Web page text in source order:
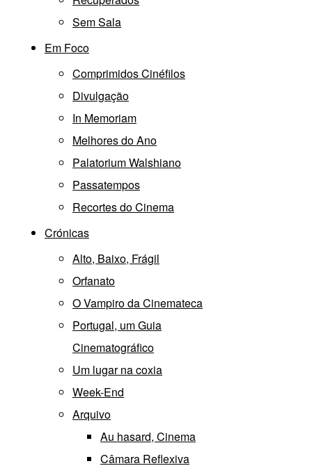
Sem Sala
Em Foco
Comprimidos Cinéfilos
Divulgação
In Memoriam
Melhores do Ano
Palatorium Walshiano
Passatempos
Recortes do Cinema
Crónicas
Alto, Baixo, Frágil
Orfanato
O Vampiro da Cinemateca
Portugal, um Guia
Cinematográfico
Um lugar na coxia
Week-End
Arquivo
Au hasard, Cinema
Câmara Reflexiva